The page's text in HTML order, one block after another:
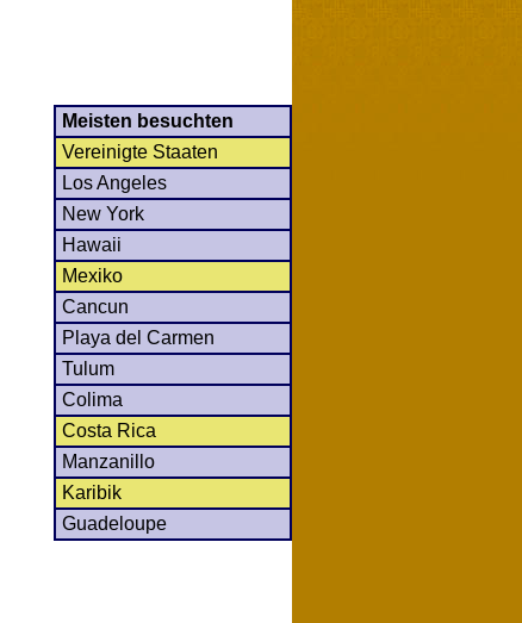
Meisten besuchten
Vereinigte Staaten
Los Angeles
New York
Hawaii
Mexiko
Cancun
Playa del Carmen
Tulum
Colima
Costa Rica
Manzanillo
Karibik
Guadeloupe